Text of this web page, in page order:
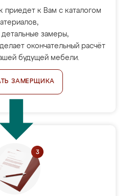
приедет к Вам с каталогом
замеры,
окончательный расчёт
будущей мебели.
ЗАМЕРЩИКА